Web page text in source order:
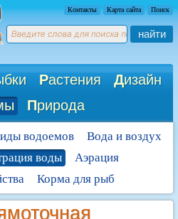
Контакты Карта сайта Поиск
найти
Растения Дизайн
Природа
водоемов
Вода и воздух
воды
Аэрация
Корма для рыб